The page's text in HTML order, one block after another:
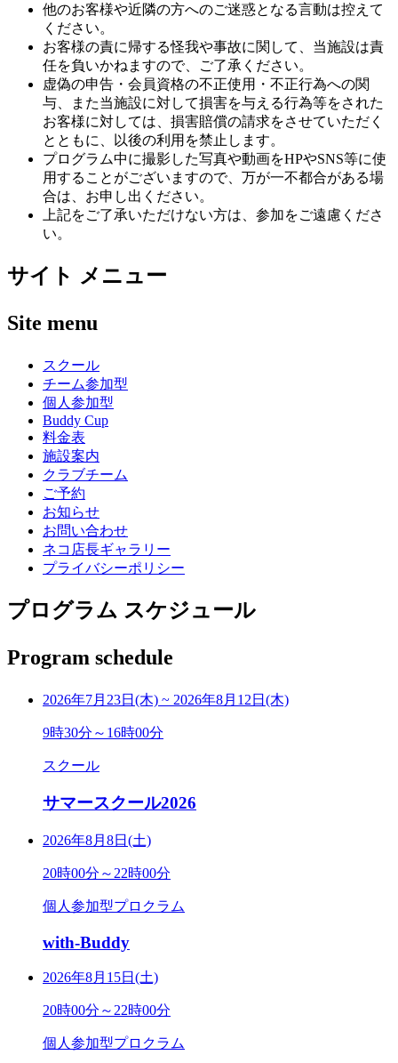
他のお客様や近隣の方へのご迷惑となる言動は控えて
ください。
お客様の責に帰する怪我や事故に関して、当施設は責
任を負いかねますので、ご了承ください。
虚偽の申告・会員資格の不正使用・不正行為への関
与、また当施設に対して損害を与える行為等をされた
お客様に対しては、損害賠償の請求をさせていただく
とともに、以後の利用を禁止します。
プログラム中に撮影した写真や動画をHPやSNS等に使
用することがございますので、万が一不都合がある場
合は、お申し出ください。
上記をご了承いただけない方は、参加をご遠慮くださ
い。
サイト メニュー
Site menu
スクール
チーム参加型
個人参加型
Buddy Cup
料金表
施設案内
クラブチーム
ご予約
お知らせ
お問い合わせ
ネコ店長ギャラリー
プライバシーポリシー
プログラム スケジュール
Program schedule
2026年7月23日(木) ~ 2026年8月12日(木)
9時30分～16時00分
スクール
サマースクール2026
2026年8月8日(土)
20時00分～22時00分
個人参加型プロクラム
with-Buddy
2026年8月15日(土)
20時00分～22時00分
個人参加型プロクラム